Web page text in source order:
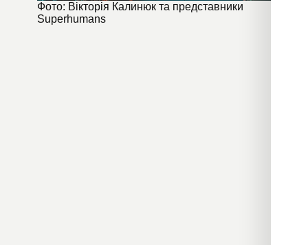
Фото: Вікторія Калинюк та представники
Superhumans